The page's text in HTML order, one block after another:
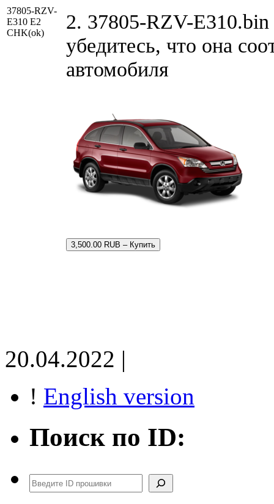
37805-RZV-
E310 E2
CHK(ok)
2. 37805-RZV-E310.bin
убедитесь, что она
автомобиля
3,500.00 RUB – Купить
20.04.2022 |
! English version
Поиск по ID:
Поиск